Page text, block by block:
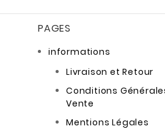
PAGES
informations
Livraison et Retour
Conditions
Vente
Mentions Légales